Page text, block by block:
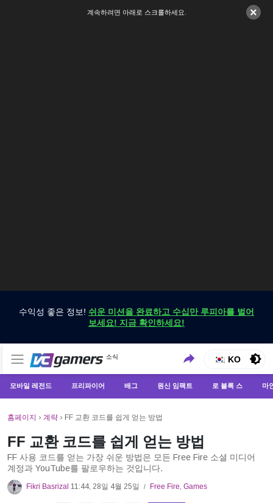
×
계속하려면 아래로 스크롤하세요.
수익성 좋은 정보! 쉬운 미션을 완료하고 수십만 루피아를 벌어
보세요! 지금 확인하세요!
VCGamers 뉴스
소식
VCGamers에서만 최신 게임 뉴스 받기
KO
모바일 레전드 프리파이어 배그 원신 임팩트 로 블록 스 마
홈페이지 › 계략 › FF 교환 코드를 쉽게 얻는 방법
FF 교환 코드를 쉽게 얻는 방법
FF 사용 코드를 얻는 가장 쉬운 방법은 모든 Free Fire 소셜 미디어
계정과 YouTube를 팔로우하는 것입니다.
Fikri Basrizal 11:44, 28일 4월 25일 / Free Fire, Games